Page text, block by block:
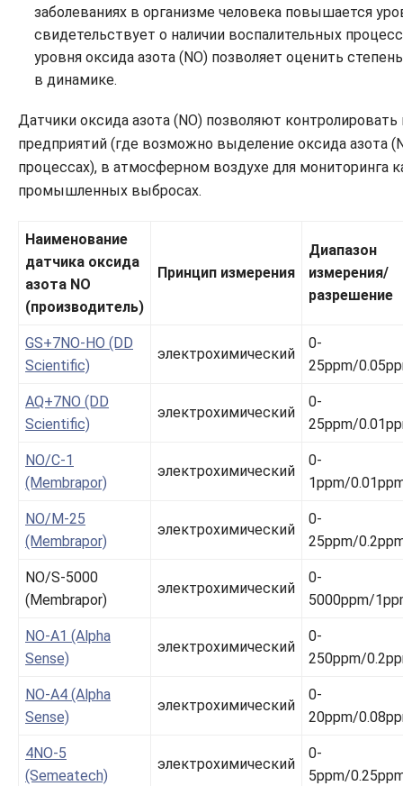
заболеваниях в организме человека повышается
свидетельствует о наличии воспалительных
уровня оксида азота (NO) позволяет оценить
в динамике.
Датчики оксида азота (NO) позволяют
предприятий (где возможно выделение оксида азота
процессах), в атмосферном воздухе для мониторинга
промышленных выбросах.
Наименование
датчика оксида
азота NO
(производитель)
Принцип измерения
Диапазон
измерения/
разрешение
GS+7NO-HO (DD
Scientific)
электрохимический
0-
25ppm/
AQ+7NO (DD
Scientific)
электрохимический
0-
25ppm/
NO/C-1
(Membrapor)
электрохимический
0-
1ppm/
NO/M-25
(Membrapor)
электрохимический
0-
25ppm/
NO/S-5000
(Membrapor)
электрохимический
0-
5000ppm/
NO-A1 (Alpha
Sense)
электрохимический
0-
250ppm/
NO-A4 (Alpha
Sense)
электрохимический
0-
20ppm/
4NO-5
(Semeatech)
электрохимический
0-
5ppm/